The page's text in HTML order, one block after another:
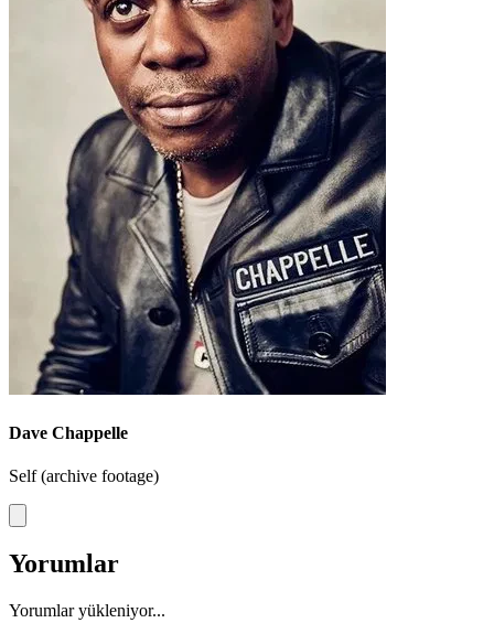
Dave Chappelle
Self (archive footage)
Yorumlar
Yorumlar yükleniyor...